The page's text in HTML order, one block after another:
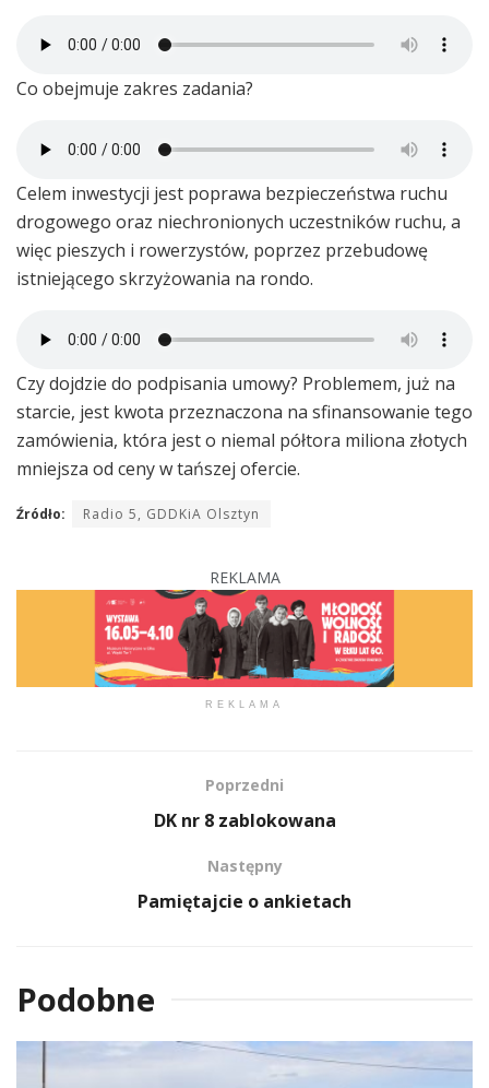
Co obejmuje zakres zadania?
Celem inwestycji jest poprawa bezpieczeństwa ruchu
drogowego oraz niechronionych uczestników ruchu, a
więc pieszych i rowerzystów, poprzez przebudowę
istniejącego skrzyżowania na rondo.
Czy dojdzie do podpisania umowy? Problemem, już na
starcie, jest kwota przeznaczona na sfinansowanie tego
zamówienia, która jest o niemal półtora miliona złotych
mniejsza od ceny w tańszej ofercie.
Źródło: Radio 5, GDDKiA Olsztyn
REKLAMA
REKLAMA
Poprzedni
DK nr 8 zablokowana
Następny
Pamiętajcie o ankietach
Podobne